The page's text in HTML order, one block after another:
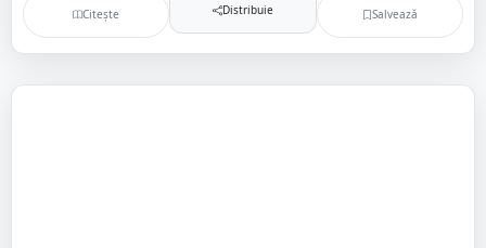
Citește Distribuie Salvează